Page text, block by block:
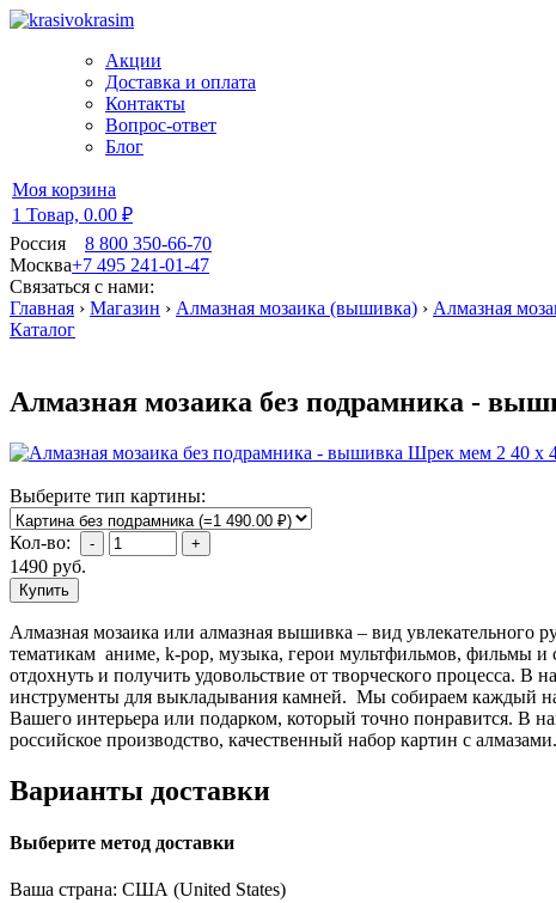
Акции
Доставка и оплата
Контакты
Вопрос-ответ
Блог
Моя корзина
1 Товар, 0.00 ₽
Россия
8 800 350-66-70
Москва+7 495 241-01-47
Связаться с нами:
Главная › Магазин › Алмазная мозаика (вышивка) › Алмазная
Каталог
Алмазная мозаика без подрамника -
Выберите тип картины:
Кол-во:
1490 руб.
Алмазная мозаика или алмазная вышивка – вид
тематикам аниме, k-pop, музыка, герои мультфильмов, фильмы и
отдохнуть и получить удовольствие от творческого процесса.
инструменты для выкладывания камней. Мы собираем каждый
Вашего интерьера или подарком, который точно понравится. В
российское производство, качественный набор картин с алмазами.
Варианты доставки
Выберите метод доставки
Ваша страна: США (United States)